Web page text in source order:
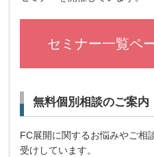
セミナー一覧ペ
無料個別相談のご案内
FC展開に関するお悩みやご相
受けしています。